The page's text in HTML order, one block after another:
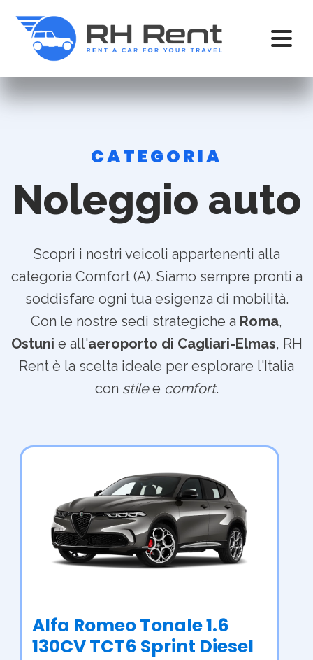
CATEGORIA
Noleggio auto
Scopri i nostri veicoli appartenenti alla
categoria Comfort (A). Siamo sempre pronti a
soddisfare ogni tua esigenza di mobilità.
Con le nostre sedi strategiche a Roma,
Ostuni e all'aeroporto di Cagliari-Elmas, RH
Rent è la scelta ideale per esplorare l'Italia
con stilee comfort.
Alfa Romeo Tonale 1.6
130CV TCT6 Sprint Diesel